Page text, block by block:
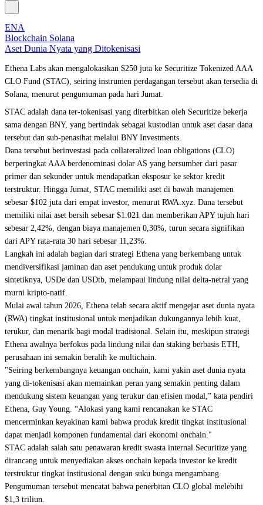
ENA
Blockchain Solana
Aset Dunia Nyata yang Ditokenisasi
Ethena Labs akan mengalokasikan $250 juta ke Securitize Tokenized AAA
CLO Fund (STAC), seiring instrumen perdagangan tersebut akan tersedia di
Solana, menurut pengumuman pada hari Jumat.
STAC adalah dana ter-tokenisasi yang diterbitkan oleh Securitize bekerja
sama dengan BNY, yang bertindak sebagai kustodian untuk aset dasar dana
tersebut dan sub-penasihat melalui BNY Investments.
Dana tersebut berinvestasi pada collateralized loan obligations (CLO)
berperingkat AAA berdenominasi dolar AS yang bersumber dari pasar
primer dan sekunder untuk mendapatkan eksposur ke sektor kredit
terstruktur. Hingga Jumat, STAC memiliki aset di bawah manajemen
sebesar $102 juta dari empat investor, menurut RWA.xyz. Dana tersebut
memiliki nilai aset bersih sebesar $1.021 dan memberikan APY tujuh hari
sebesar 2,42%, dengan biaya manajemen 0,30%, turun secara signifikan
dari APY rata-rata 30 hari sebesar 11,23%.
Langkah ini adalah bagian dari strategi Ethena yang berkembang untuk
mendiversifikasi jaminan dan aset pendukung untuk produk dolar
sintetiknya, USDe dan USDtb, melampaui lindung nilai delta-netral yang
murni kripto-natif.
Mulai awal tahun 2026, Ethena telah secara aktif mengejar aset dunia nyata
(RWA) tingkat institusional untuk menjadikan dukungannya lebih kuat,
terukur, dan menarik bagi modal tradisional. Selain itu, meskipun strategi
Ethena awalnya berfokus pada lindung nilai dan staking berbasis ETH,
perusahaan ini semakin beralih ke multichain.
"Seiring berkembangnya keuangan onchain, kami yakin aset dunia nyata
yang di-tokenisasi akan memainkan peran yang semakin penting dalam
mendukung sistem keuangan yang terukur dan efisien modal,” kata pendiri
Ethena, Guy Young. “Alokasi yang kami rencanakan ke STAC
mencerminkan keyakinan kami bahwa produk kredit tingkat institusional
dapat menjadi komponen fundamental dari ekonomi onchain."
STAC adalah salah satu penawaran kredit swasta internal Securitize yang
dirancang untuk menyediakan akses onchain kepada investor ke kredit
terstruktur tingkat institusional dengan suku bunga mengambang.
Pengumuman tersebut mencatat bahwa penerbitan CLO global melebihi
$1,3 triliun.